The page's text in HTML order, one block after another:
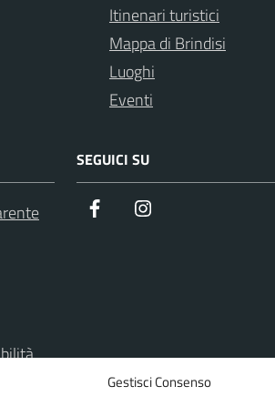
Gestisci Consenso
Itinenari turistici
Mappa di Brindisi
Luoghi
Eventi
SEGUICI SU
Facebook